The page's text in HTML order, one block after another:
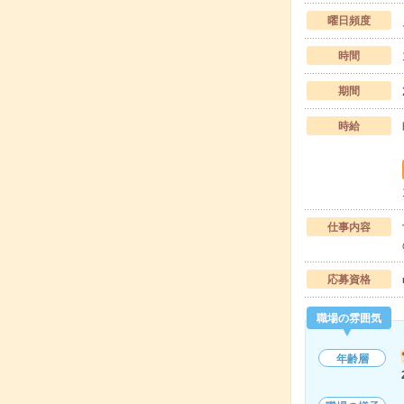
曜日頻度
時間
期間
時給
仕事内容
応募資格
職場の雰囲気
年齢層